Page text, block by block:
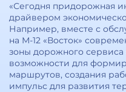
«Сегодня придорожная
драйвером
Например, вместе с
на М-12 «Восток»
зоны дорожного
возможности для
маршрутов, создания
импульс для развития